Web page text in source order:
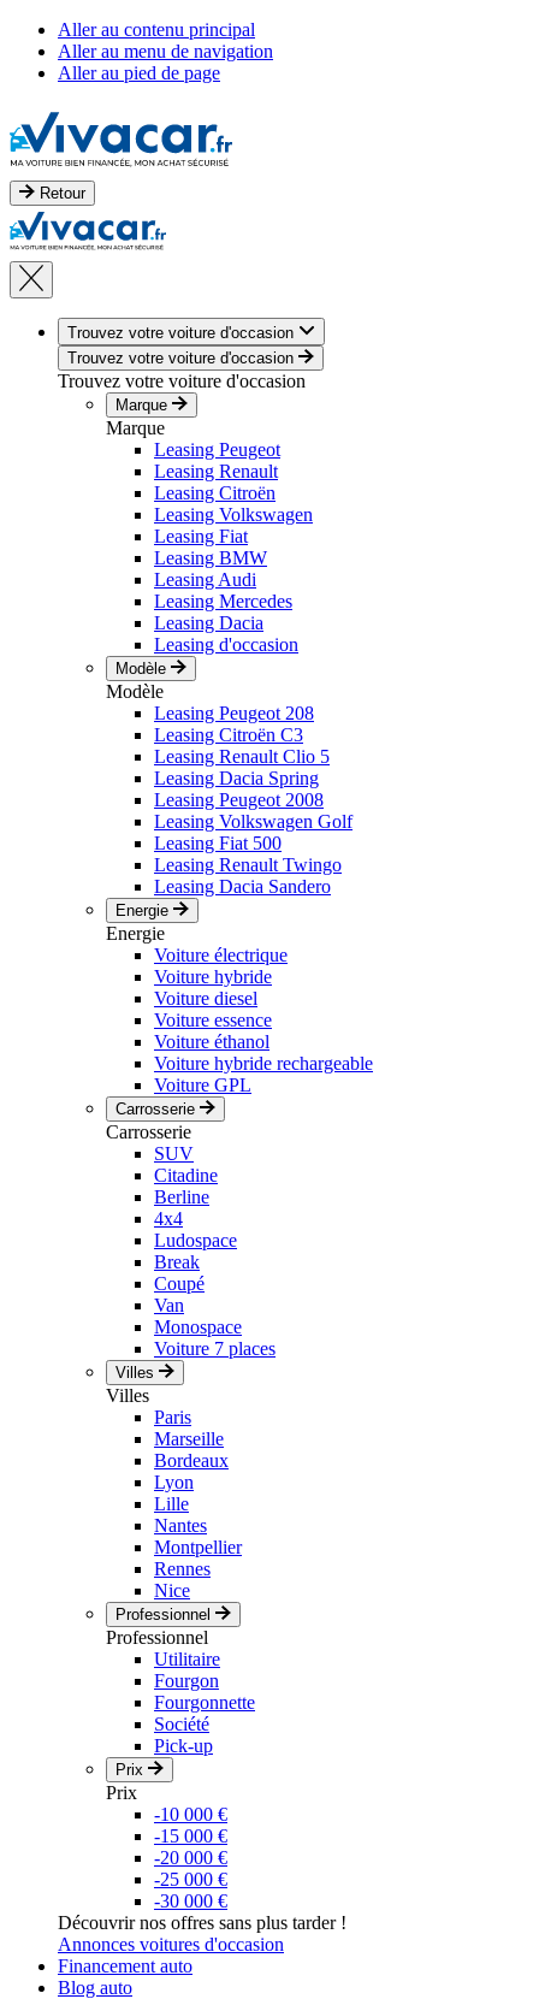
Aller au contenu principal
Aller au menu de navigation
Aller au pied de page
Retour
Trouvez votre voiture d'occasion
Trouvez votre voiture d'occasion
Trouvez votre voiture d'occasion
Marque
Marque
Leasing Peugeot
Leasing Renault
Leasing Citroën
Leasing Volkswagen
Leasing Fiat
Leasing BMW
Leasing Audi
Leasing Mercedes
Leasing Dacia
Leasing d'occasion
Modèle
Modèle
Leasing Peugeot 208
Leasing Citroën C3
Leasing Renault Clio 5
Leasing Dacia Spring
Leasing Peugeot 2008
Leasing Volkswagen Golf
Leasing Fiat 500
Leasing Renault Twingo
Leasing Dacia Sandero
Energie
Energie
Voiture électrique
Voiture hybride
Voiture diesel
Voiture essence
Voiture éthanol
Voiture hybride rechargeable
Voiture GPL
Carrosserie
Carrosserie
SUV
Citadine
Berline
4x4
Ludospace
Break
Coupé
Van
Monospace
Voiture 7 places
Villes
Villes
Paris
Marseille
Bordeaux
Lyon
Lille
Nantes
Montpellier
Rennes
Nice
Professionnel
Professionnel
Utilitaire
Fourgon
Fourgonnette
Société
Pick-up
Prix
Prix
-10 000 €
-15 000 €
-20 000 €
-25 000 €
-30 000 €
Découvrir nos offres sans plus tarder !
Annonces voitures d'occasion
Financement auto
Blog auto